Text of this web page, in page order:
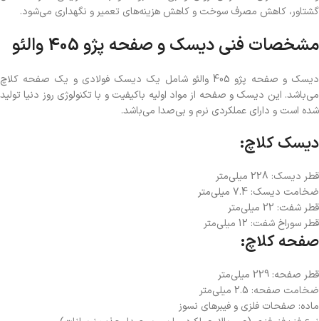
گشتاور، کاهش مصرف سوخت و کاهش هزینه‌های تعمیر و نگهداری می‌شود.
مشخصات فنی دیسک و صفحه پژو 405 والئو
دیسک و صفحه پژو 405 والئو شامل یک دیسک فولادی و یک صفحه کلاچ
می‌باشد. این دیسک و صفحه از مواد اولیه باکیفیت و با تکنولوژی روز دنیا تولید
شده است و دارای عملکردی نرم و بی‌صدا می‌باشد.
دیسک کلاچ:
قطر دیسک: 228 میلی‌متر
ضخامت دیسک: 7.4 میلی‌متر
قطر شفت: 22 میلی‌متر
قطر سوراخ شفت: 12 میلی‌متر
صفحه کلاچ:
قطر صفحه: 229 میلی‌متر
ضخامت صفحه: 2.5 میلی‌متر
ماده: صفحات فلزی و فیبرهای نسوز